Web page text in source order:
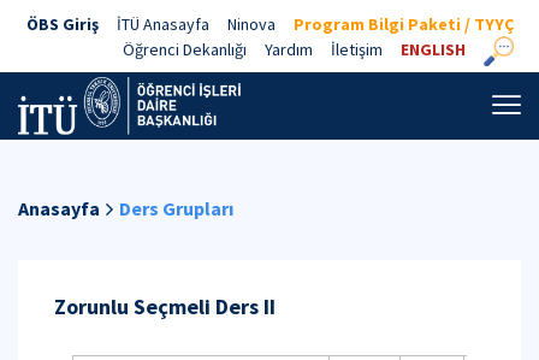
ÖBS Giriş İTÜ Anasayfa Ninova
Program Bilgi Paketi / TYYÇ
Öğrenci Dekanlığı
Yardım İletişim ENGLISH
Anasayfa Ders Grupları
Zorunlu Seçmeli Ders II